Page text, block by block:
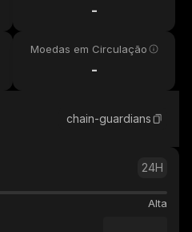
-
Moedas em Circulação
-
chain-guardians
24H
Alta